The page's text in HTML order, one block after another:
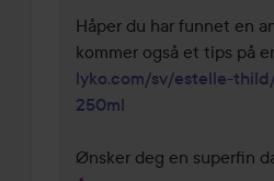
Håper du har funnet en
lyko.com/sv/estelle-
250ml
Ønsker deg en superfin